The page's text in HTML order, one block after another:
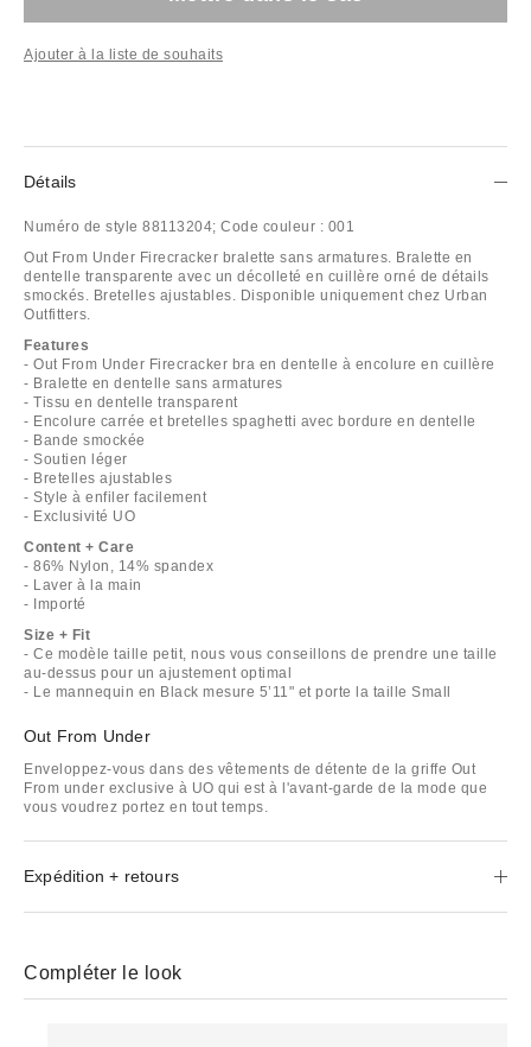
Ajouter à la liste de souhaits
Détails
Numéro de style 88113204; Code couleur : 001
Out From Under Firecracker bralette sans armatures. Bralette en
dentelle transparente avec un décolleté en cuillère orné de détails
smockés. Bretelles ajustables. Disponible uniquement chez Urban
Outfitters.
Features
- Out From Under Firecracker bra en dentelle à encolure en cuillère
- Bralette en dentelle sans armatures
- Tissu en dentelle transparent
- Encolure carrée et bretelles spaghetti avec bordure en dentelle
- Bande smockée
- Soutien léger
- Bretelles ajustables
- Style à enfiler facilement
- Exclusivité UO
Content + Care
- 86% Nylon, 14% spandex
- Laver à la main
- Importé
Size + Fit
- Ce modèle taille petit, nous vous conseillons de prendre une taille
au-dessus pour un ajustement optimal
- Le mannequin en Black mesure 5’11" et porte la taille Small
Out From Under
Enveloppez-vous dans des vêtements de détente de la griffe Out
From under exclusive à UO qui est à l'avant-garde de la mode que
vous voudrez portez en tout temps.
Expédition + retours
Compléter le look